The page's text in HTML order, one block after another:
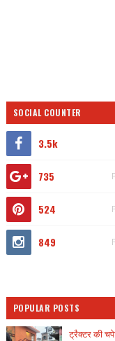
SOCIAL COUNTER
3.5k
735
524
849
POPULAR POSTS
ट्रैक्टर की